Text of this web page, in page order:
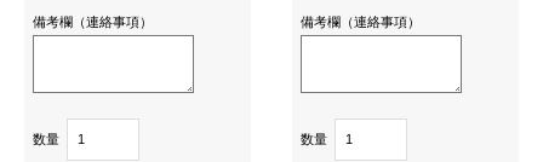
備考欄（連絡事項）
数量
備考欄（連絡事項）
数量